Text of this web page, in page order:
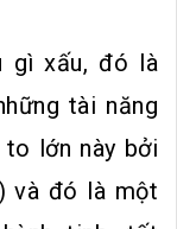
gì xấu, đó là
tài năng
lớn này bởi
và đó là một